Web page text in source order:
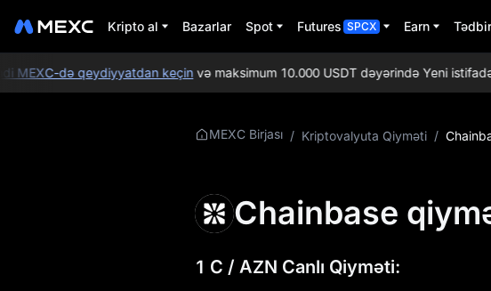
Kripto al Bazarlar Spot Futures SPCX Earn
də qeydiyyatdan keçinvə maksimum 10.000 USDT dəyərində Yeni
MEXC Birjası / Kriptovalyuta Qiyməti /
Chainbase
1 C / AZN Canlı Qiyməti: